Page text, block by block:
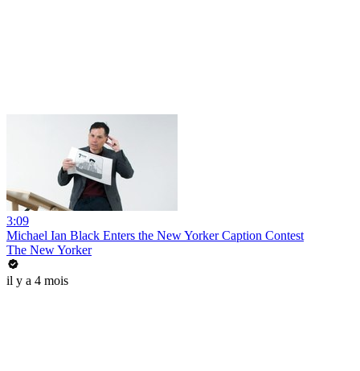
3:09
Michael Ian Black Enters the New Yorker Caption Contest
The New Yorker
il y a 4 mois